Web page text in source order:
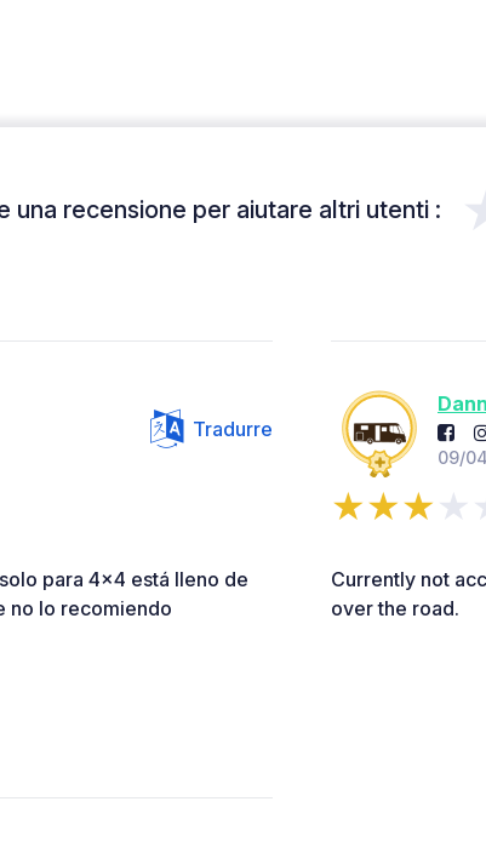
una recensione per aiutare altri utenti :
Tradurre
para 4x4 está lleno de
no lo recomiendo
09/
Currently not
over the road.